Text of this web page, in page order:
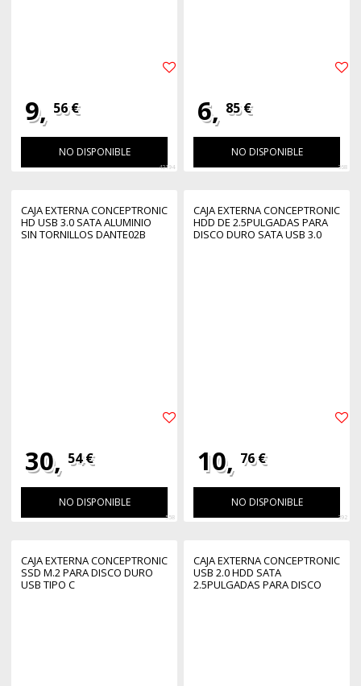
9, 56 €
NO DISPONIBLE
42194
6, 85 €
NO DISPONIBLE
368
CAJA EXTERNA CONCEPTRONIC
HD USB 3.0 SATA ALUMINIO
SIN TORNILLOS DANTE02B
30, 54 €
NO DISPONIBLE
558
CAJA EXTERNA CONCEPTRONIC
HDD DE 2.5PULGADAS PARA
DISCO DURO SATA USB 3.0
10, 76 €
NO DISPONIBLE
392
CAJA EXTERNA CONCEPTRONIC
SSD M.2 PARA DISCO DURO
USB TIPO C
CAJA EXTERNA CONCEPTRONIC
USB 2.0 HDD SATA
2.5PULGADAS PARA DISCO